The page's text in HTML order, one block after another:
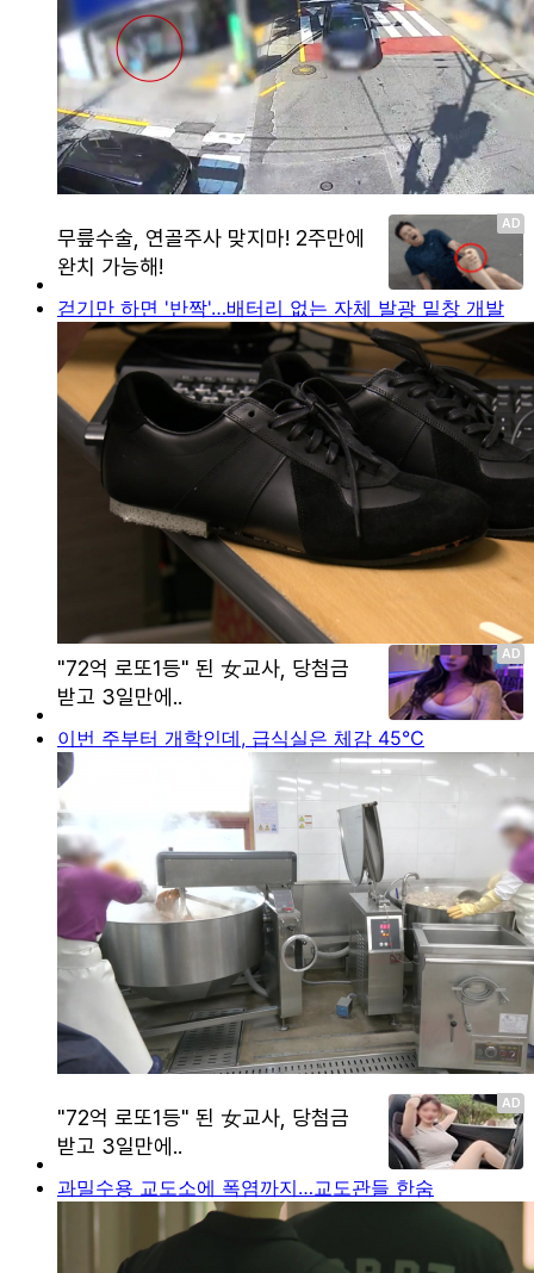
걷기만 하면 '반짝'…배터리 없는 자체 발광 밑창 개발
이번 주부터 개학인데, 급식실은 체감 45℃
과밀수용 교도소에 폭염까지…교도관들 한숨